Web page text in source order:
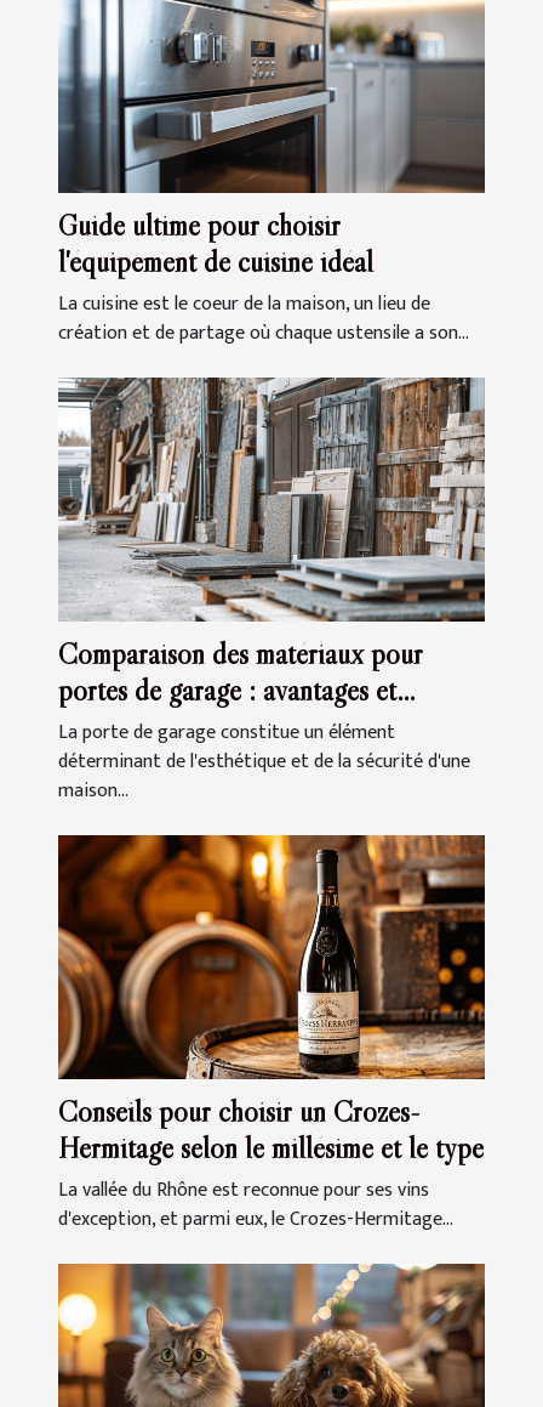
Guide ultime pour choisir
l'équipement de cuisine idéal
La cuisine est le coeur de la maison, un lieu de
création et de partage où chaque ustensile a son...
Comparaison des matériaux pour
portes de garage : avantages et
inconvénients
La porte de garage constitue un élément
déterminant de l'esthétique et de la sécurité d'une
maison...
Conseils pour choisir un Crozes-
Hermitage selon le millésime et le type
La vallée du Rhône est reconnue pour ses vins
d'exception, et parmi eux, le Crozes-Hermitage...